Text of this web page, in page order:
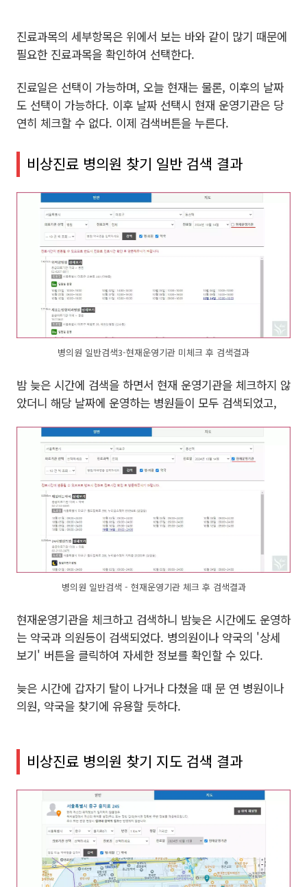
진료과목의 세부항목은 위에서 보는 바와 같이 많기 때문에
필요한 진료과목을 확인하여 선택한다.
진료일은 선택이 가능하며, 오늘 현재는 물론, 이후의 날짜
도 선택이 가능하다. 이후 날짜 선택시 현재 운영기관은 당
연히 체크할 수 없다. 이제 검색버튼을 누른다.
비상진료 병의원 찾기 일반 검색 결과
병의원 일반검색3-현재운영기관 미체크 후 검색결과
밤 늦은 시간에 검색을 하면서 현재 운영기관을 체크하지 않
았더니 해당 날짜에 운영하는 병원들이 모두 검색되었고,
병의원 일반검색 - 현재운영기관 체크 후 검색결과
현재운영기관을 체크하고 검색하니 밤늦은 시간에도 운영하
는 약국과 의원등이 검색되었다. 병의원이나 약국의 '상세
보기' 버튼을 클릭하여 자세한 정보를 확인할 수 있다.
늦은 시간에 갑자기 탈이 나거나 다쳤을 때 문 연 병원이나
의원, 약국을 찾기에 유용할 듯하다.
비상진료 병의원 찾기 지도 검색 결과